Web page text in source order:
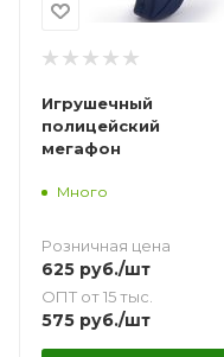
Игрушечный
полицейский
мегафон
Много
Розничная цена
625 руб./шт
ОПТ от 15 тыс.
575 руб./шт